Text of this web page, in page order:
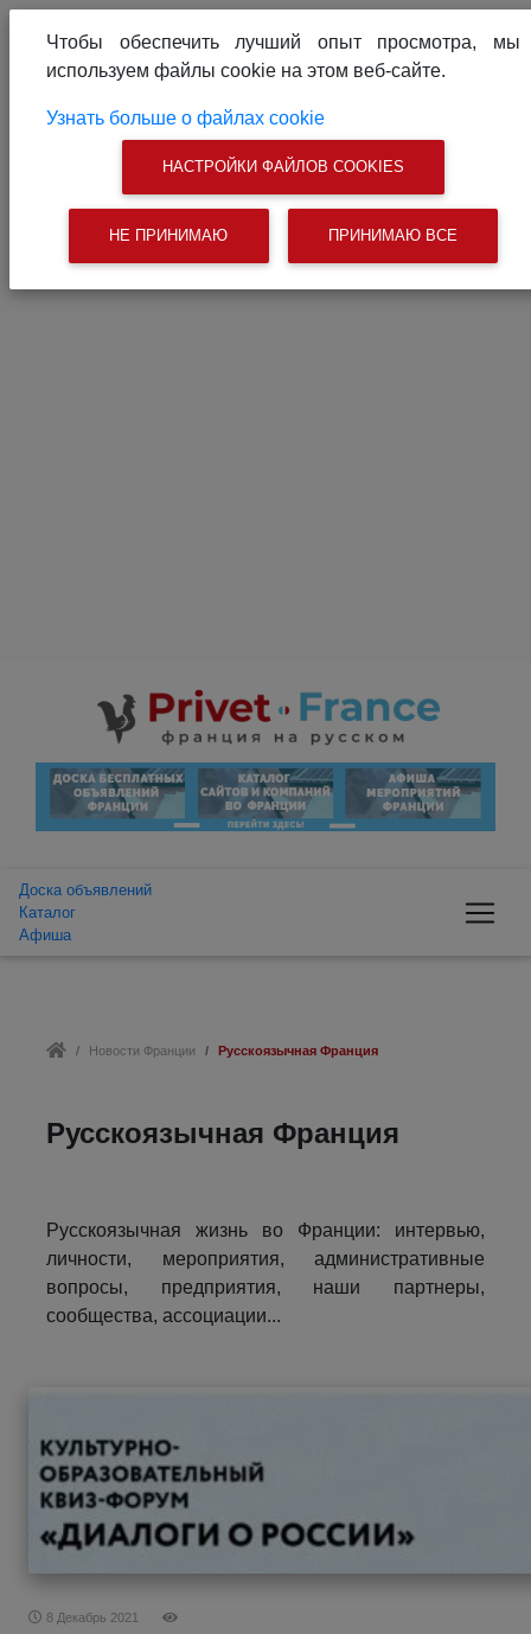
Связаться с нами
Поиск
Доска объявлений
Каталог
Афиша
Новости Франции Русскоязычная Франция
Русскоязычная Франция
Русскоязычная жизнь во Франции: интервью,
личности, мероприятия, административные
вопросы, предприятия, наши партнеры,
сообщества, ассоциации...
8 Декабрь 2021
Чтобы обеспечить лучший опыт просмотра, мы
используем файлы cookie на этом веб-сайте.
Узнать больше о файлах cookie